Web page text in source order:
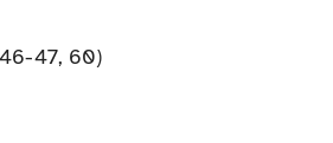
47, 60)